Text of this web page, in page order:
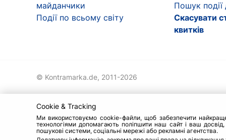
майданчики
Події по всьому світу
Пошук події
Скасувати
квитків
© Kontramarka.de, 2011-2026
Cookie & Tracking
Ми використовуємо cookie-файли, щоб забезпечити
технологіями допомагають поліпшити наш сайт і ваш
пошукові системи, соціальні мережі або рекламні агентства.